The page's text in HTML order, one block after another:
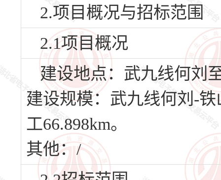
2.项目概况与招标范围
2.1项目概况
建设地点：武九线何刘
建设规模：武九线何刘-
工66.898km。
其他：/